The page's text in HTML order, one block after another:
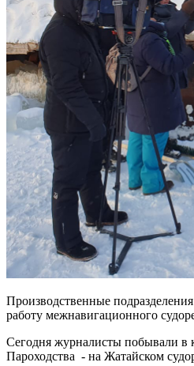
Производственные
работу межнавигационного
Сегодня журналисты побывали в
Пароходства - на Жатайском